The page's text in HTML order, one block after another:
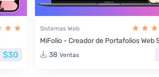
$30
Sistemas Web
MiFolio - Creador de Portafolios Web
38 Ventas